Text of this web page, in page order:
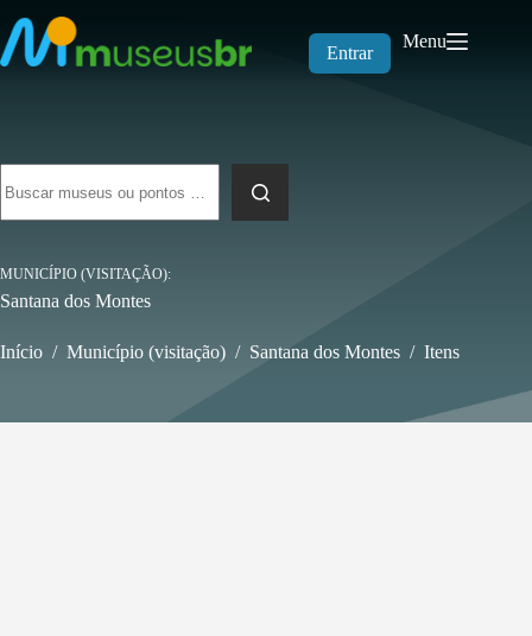
para
o
conteúdo
Entrar
Menu
resultados
MUNICÍPIO (VISITAÇÃO)
Santana dos Montes
Início / Município (visitação) / Santana dos Montes / Itens